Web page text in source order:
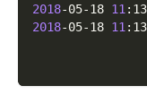
2018-05-18 11
2018-05-18 11